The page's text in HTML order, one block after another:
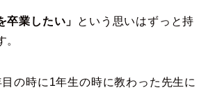
卒業したい」
という思いはずっと持
。
の時に1年生の時に教わった先生に